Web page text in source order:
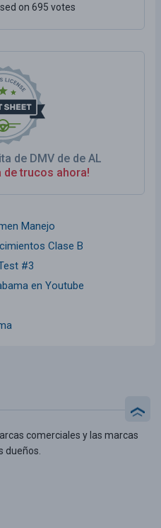
de DMV de de AL
de trucos ahora!
on 695 votes
Manejo
Clase B
#3
en Youtube
comerciales y las marcas
dueños.